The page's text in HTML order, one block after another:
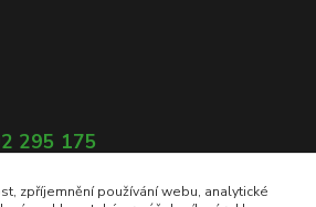
295 175
zpříjemnění používání webu, analytické